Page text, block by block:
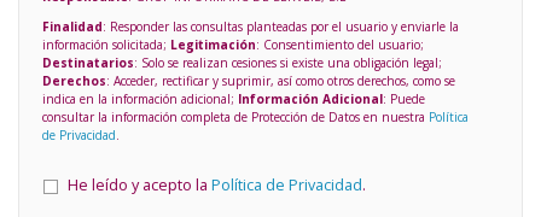
Finalidad: Responder las consultas planteadas por el usuario y enviarle la
información solicitada; Legitimación: Consentimiento del usuario;
Destinatarios: Solo se realizan cesiones si existe una obligación legal;
Derechos: Acceder, rectificar y suprimir, así como otros derechos, como se
indica en la información adicional; Información Adicional: Puede
consultar la información completa de Protección de Datos en nuestra Política
de Privacidad.
He leído y acepto la Política de Privacidad.